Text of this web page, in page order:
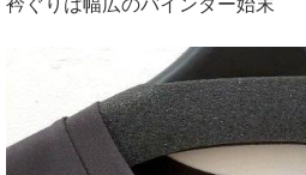
衿ぐりは幅広のバインダー始末